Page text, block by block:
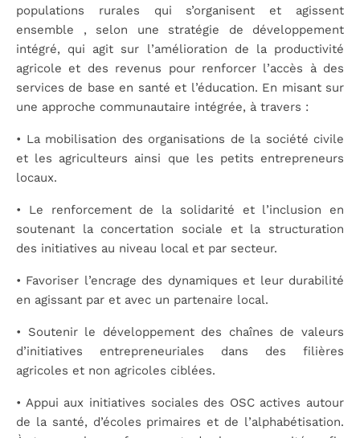
populations rurales qui s’organisent et agissent
ensemble , selon une stratégie de développement
intégré, qui agit sur l’amélioration de la productivité
agricole et des revenus pour renforcer l’accès à des
services de base en santé et l’éducation. En misant sur
une approche communautaire intégrée, à travers :
• La mobilisation des organisations de la société civile
et les agriculteurs ainsi que les petits entrepreneurs
locaux.
• Le renforcement de la solidarité et l’inclusion en
soutenant la concertation sociale et la structuration
des initiatives au niveau local et par secteur.
• Favoriser l’encrage des dynamiques et leur durabilité
en agissant par et avec un partenaire local.
• Soutenir le développement des chaînes de valeurs
d’initiatives entrepreneuriales dans des filières
agricoles et non agricoles ciblées.
• Appui aux initiatives sociales des OSC actives autour
de la santé, d’écoles primaires et de l’alphabétisation.